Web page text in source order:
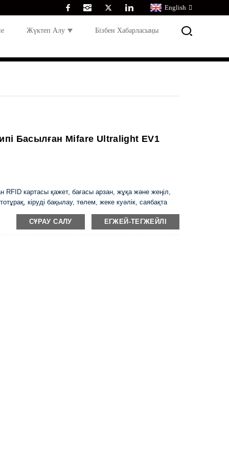
English
Жүктеп Алу Бізбен Хабарласыңы
Басылған Mifare Ultralight EV1
RFID картасы қажет, бағасы арзан, жұқа және жеңіл,
кіруді бақылау, төлем, жеке куәлік, саябақта
СҰРАУ САЛУ
ЕГЖЕЙ-ТЕГЖЕЙЛІ